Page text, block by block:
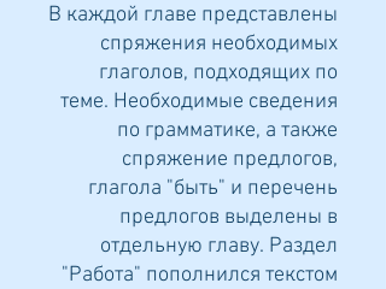
В каждой главе представлены
спряжения необходимых
глаголов, подходящих по
теме. Необходимые сведения
по грамматике, а также
спряжение предлогов,
глагола "быть" и перечень
предлогов выделены в
отдельную главу. Раздел
"Работа" пополнился текстом